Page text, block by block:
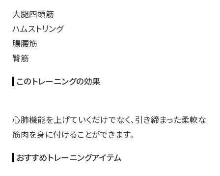
大腿四頭筋
ハムストリング
腸腰筋
臀筋
このトレーニングの効果
心肺機能を上げていくだけでなく、引き締まった柔軟な
筋肉を身に付けることができます。
おすすめトレーニングアイテム